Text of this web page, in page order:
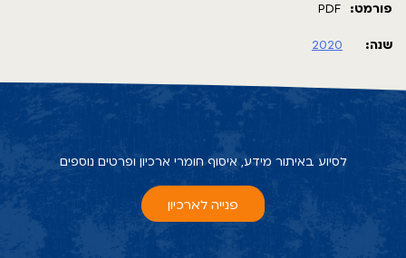
פורמט: PDF
שנה: 2020
לסיוע באיתור מידע, איסוף חומרי ארכיון ופרטים נוספים
פנייה לארכיון